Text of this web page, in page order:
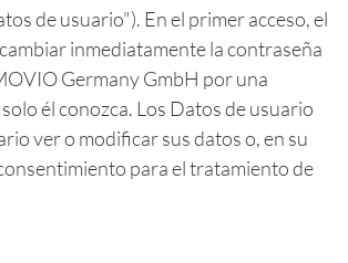
de usuario"). En el primer acceso, el
inmediatamente la contraseña
Germany GmbH por una
él conozca. Los Datos de usuario
ver o modificar sus datos o, en su
para el tratamiento de